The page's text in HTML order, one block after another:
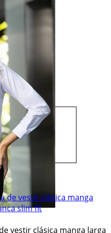
vestir clásica manga larga